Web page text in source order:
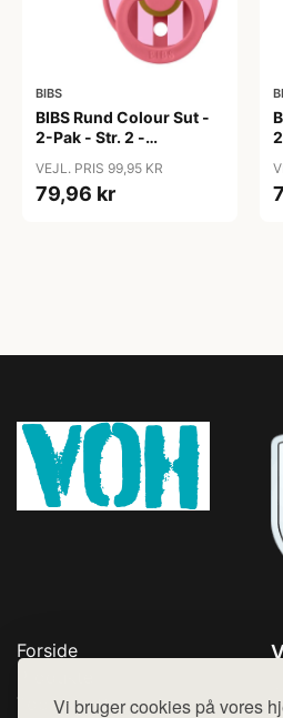
Vi bruger cookies på vores
BIBS
BIBS Rund Colour Sut -
2-Pak - Str. 2 -
Studio - Baby Pink/Coral
Mix
VEJL. PRIS 99,95 KR
79,96 kr
Forside
Top Rabatter